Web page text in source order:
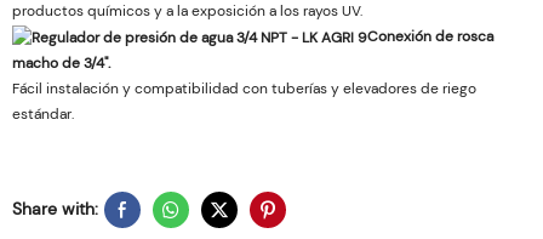
productos químicos y a la exposición a los rayos UV.
Conexión de rosca
macho de 3/4".
Fácil instalación y compatibilidad con tuberías y elevadores de riego
estándar.
Share with: